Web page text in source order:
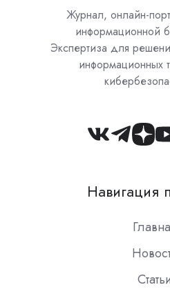
Журнал, онлайн-
информационной
Экспертиза для
информационных
Навигация